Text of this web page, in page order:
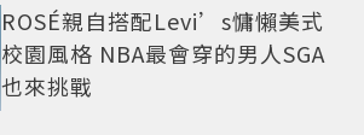
ROSÉ親自搭配Levi’s慵懶美式
校園風格 NBA最會穿的男人SGA
也來挑戰